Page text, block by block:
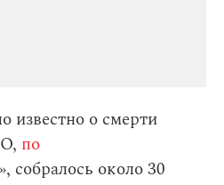
известно о смерти
по
собралось около 30